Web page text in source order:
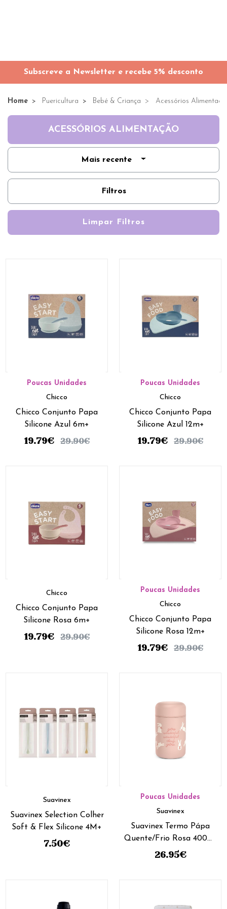
Subscreve a Newsletter e recebe 5% desconto
Home Puericultura Bebé & Criança Acessórios
ACESSÓRIOS ALIMENTAÇÃO
Mais recente
Filtros
Limpar Filtros
Poucas Unidades
Chicco
Chicco Conjunto Papa
Silicone Azul 6m+
19.79€ 29.90€
Poucas Unidades
Chicco
Chicco Conjunto Papa
Silicone Azul 12m+
19.79€ 29.90€
Chicco
Chicco Conjunto Papa
Silicone Rosa 6m+
19.79€ 29.90€
Poucas Unidades
Chicco
Chicco Conjunto Papa
Silicone Rosa 12m+
19.79€ 29.90€
Suavinex
Suavinex Selection Colher
Soft & Flex Silicone 4M+
7.50€
Poucas Unidades
Suavinex
Suavinex Termo Pápa
Quente/Frio Rosa 400ml
0+
26.95€